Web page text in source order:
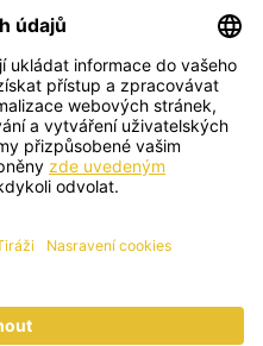
s.r.o.
Česká republika